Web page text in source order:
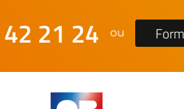
21 24 ou